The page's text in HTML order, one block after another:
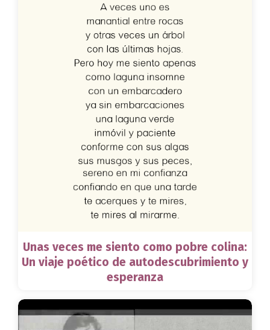
Unas veces me siento como pobre colina:
Un viaje poético de autodescubrimiento y
esperanza